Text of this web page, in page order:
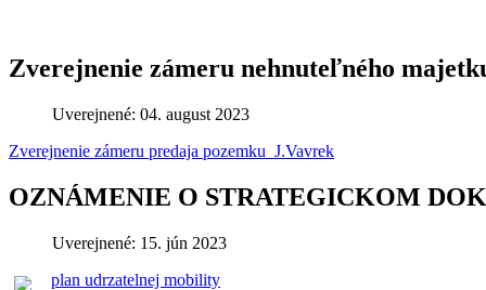
Zverejnenie zámeru nehnuteľného
Uverejnené: 04. august 2023
Zverejnenie zámeru predaja pozemku_J.Vavrek
OZNÁMENIE O STRATEGICKOM
Uverejnené: 15. jún 2023
plan udrzatelnej mobility